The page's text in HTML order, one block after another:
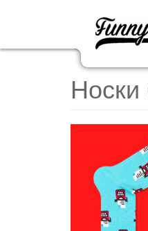
Носки